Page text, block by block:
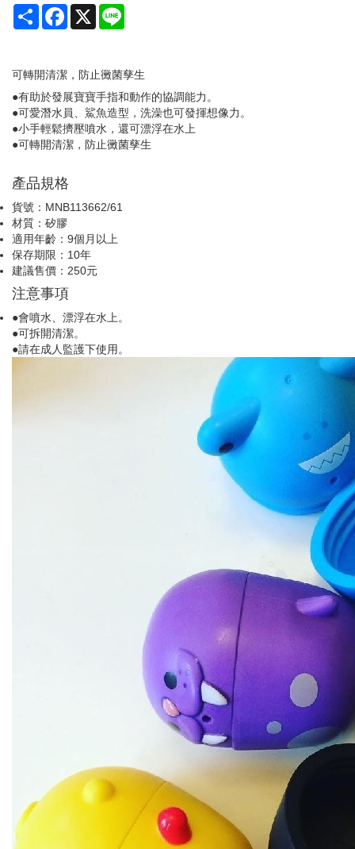
Share Facebook
X
可轉開清潔，防止黴菌孳生
●有助於發展寶寶手指和動作的協調能力。
●可愛潛水員、鯊魚造型，洗澡也可發揮想像力。
●小手輕鬆擠壓噴水，還可漂浮在水上
●可轉開清潔，防止黴菌孳生
產品規格
貨號：MNB113662/61
材質：矽膠
適用年齡：9個月以上
保存期限：10年
建議售價：250元
注意事項
●會噴水、漂浮在水上。
●可拆開清潔。
●請在成人監護下使用。